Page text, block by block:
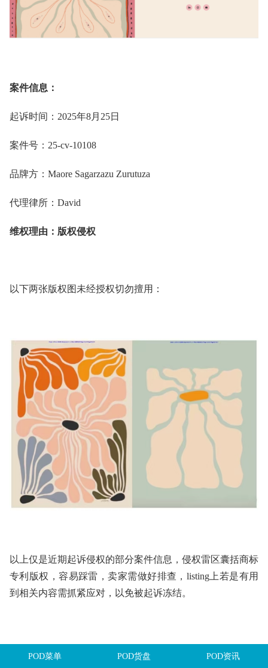
案件信息：
起诉时间：2025年8月25日
案件号：25-cv-10108
品牌方：Maore Sagarzazu Zurutuza
代理律所：David
维权理由：版权侵权
以下两张版权图未经授权切勿擅用：
以上仅是近期起诉侵权的部分案件信息，侵权雷区囊括商标
专利版权，容易踩雷，卖家需做好排查，listing上若是有用
到相关内容需抓紧应对，以免被起诉冻结。
若您收到TRO邮件不必过于惊慌，可以先委托律师分析案件
POD菜单 POD货盘 POD资讯